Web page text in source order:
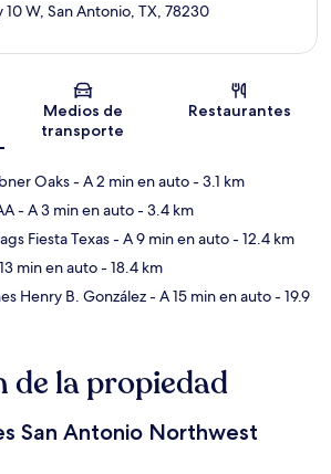
Sección del mapa
W, San Antonio, TX, 78230
Medios de
transporte
Restaurantes
Oaks- A 2 min en auto- 3.1 km
- A 3 min en auto- 3.4 km
Fiesta Texas- A 9 min en auto- 12.4 km
min en auto- 18.4 km
Henry B. González- A 15 min en auto- 19.9
la propiedad
San Antonio Northwest